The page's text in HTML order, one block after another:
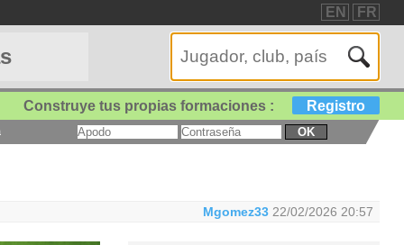
EN FR
Construye tus propias formaciones : Registro
OK
Mgomez33 22/02/2026 20:57